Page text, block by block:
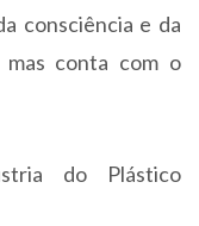
consciência e da
mas conta com o
do Plástico